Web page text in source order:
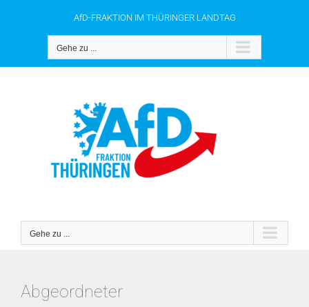
AfD-FRAKTION IM THÜRINGER LANDTAG
Gehe zu ...
Gehe zu ...
Abgeordneter